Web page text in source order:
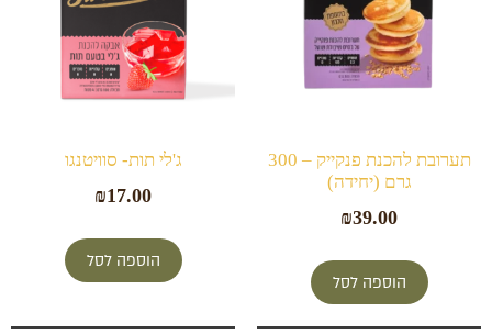
תערובת להכנת פנקייק – 300
גרם (יחידה)
₪39.00
הוספה לסל
ג'לי תות- סוויטנגו
₪17.00
הוספה לסל